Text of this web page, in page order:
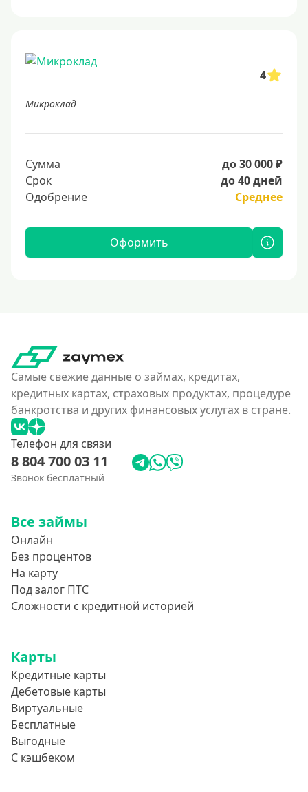
4
Микроклад
Сумма
до 30 000 ₽
Срок
до 40 дней
Одобрение
Среднее
Оформить
Самые свежие данные о займах, кредитах,
кредитных картах, страховых продуктах, процедуре
банкротства и других финансовых услугах в стране.
Телефон для связи
8 804 700 03 11
Звонок бесплатный
Все займы
Онлайн
Без процентов
На карту
Под залог ПТС
Сложности с кредитной историей
Карты
Кредитные карты
Дебетовые карты
Виртуальные
Бесплатные
Выгодные
С кэшбеком